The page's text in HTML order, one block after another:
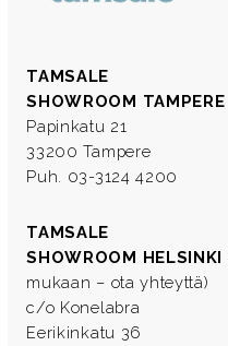
TAMSALE
SHOWROOM TAMPERE
Papinkatu 21
33200 Tampere
Puh. 03-3124 4200
TAMSALE
SHOWROOM HELSINKI
mukaan – ota yhteyttä)
c/o Konelabra
Eerikinkatu 36